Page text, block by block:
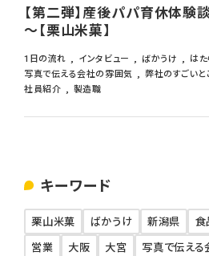
【第二弾】産後パパ育休体験
～【栗山米菓】
1日の流れ インタビュー ばかうけ はた
写真で伝える会社の雰囲気
弊社のすごいと
社員紹介
製造職
キーワード
栗山米菓 ばかうけ 新潟県 食
営業
大阪 大宮 写真で伝え